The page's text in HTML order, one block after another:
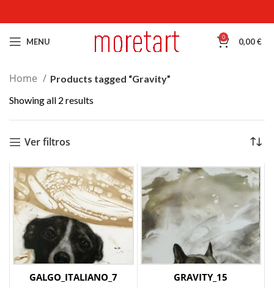
MENU 0 0,00€
Home
Products tagged “Gravity”
Showing all 2 results
Ver filtros
GALGO_ITALIANO_7
GRAVITY_15